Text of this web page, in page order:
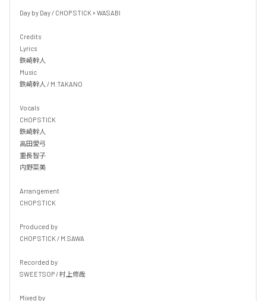
Day by Day / CHOP STICK × WASABI
Credits
Lyrics
鉄崎幹人
Music
鉄崎幹人 / M.TAKANO
Vocals
CHOP STICK
鉄崎幹人
高田愛弓
重長智子
内野菜美
Arrangement
CHOP STICK
Produced by
CHOP STICK / M.SAWA
Recorded by
SWEETSOP / 村上修哉
Mixed by